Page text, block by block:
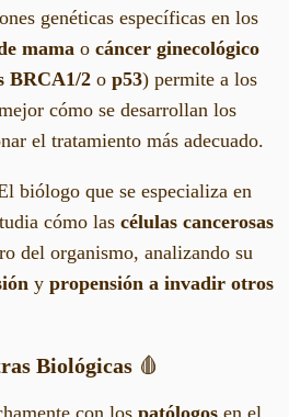
genéticas específicas en los
mama o cáncer ginecológico
BRCA1/2 o p53) permite a los
cómo se desarrollan los
el tratamiento más adecuado.
biólogo que se especializa en
cómo las células cancerosas
del organismo, analizando su
y propensión a invadir otros
Biológicas 🩸
con los patólogos en el